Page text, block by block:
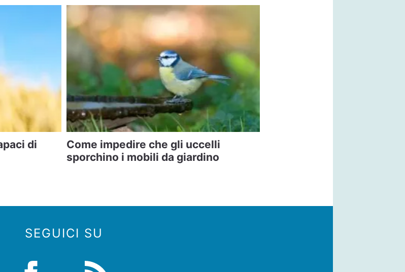
di
Come impedire che gli uccelli
sporchino i mobili da giardino
SEGUICI SU